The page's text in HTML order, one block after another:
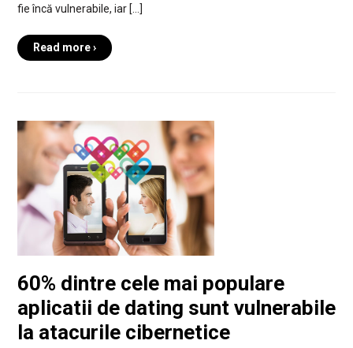
fie încă vulnerabile, iar […]
Read more ›
60% dintre cele mai populare
aplicatii de dating sunt vulnerabile
la atacurile cibernetice